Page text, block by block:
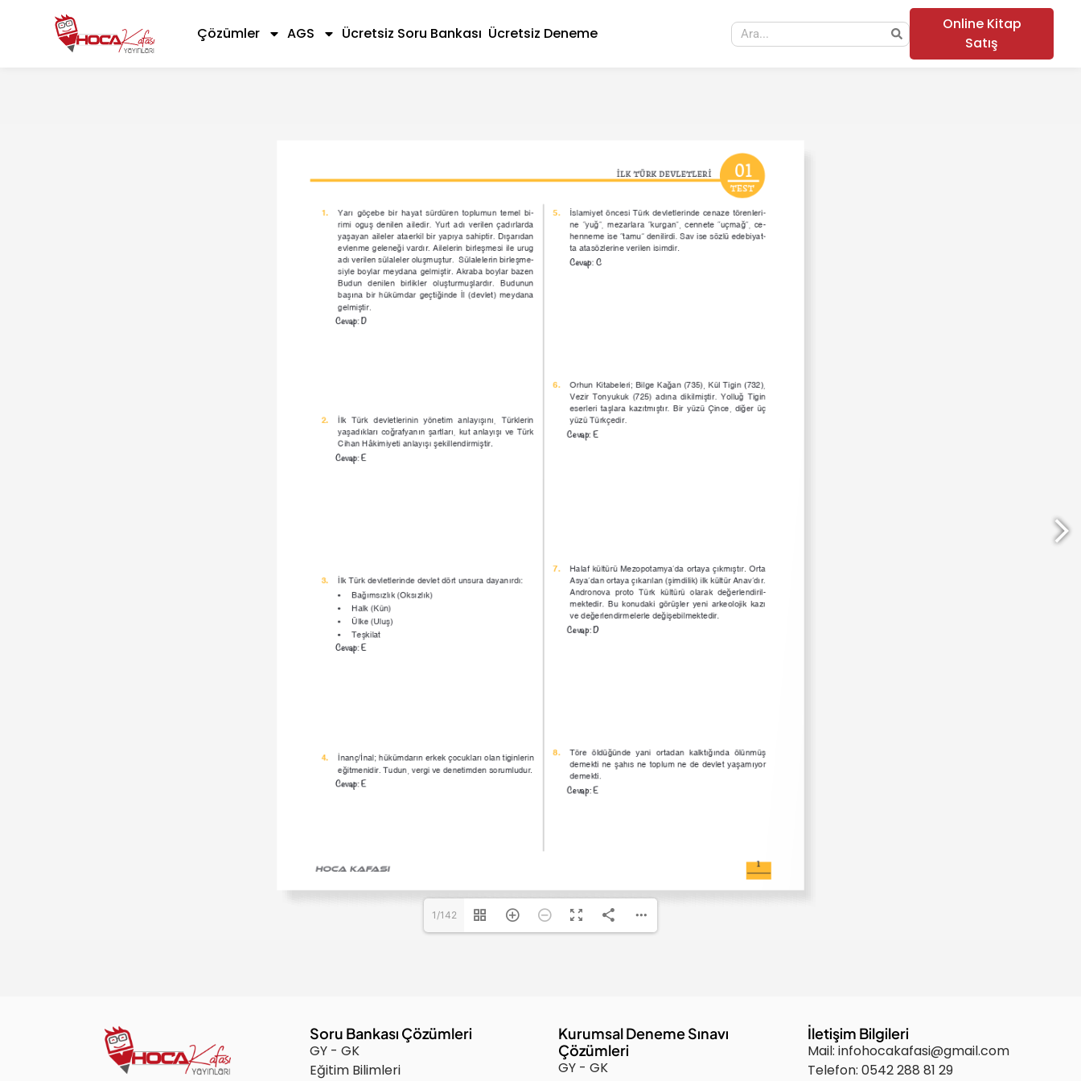
Çözümler AGS Ücretsiz Soru Bankası Ücretsiz Deneme
Online Kitap
Satış
1/142
Soru Bankası Çözümleri
GY - GK
Eğitim Bilimleri
Kurumsal Deneme Sınavı
Çözümleri
GY - GK
İletişim Bilgileri
Mail: infohocakafasi@gmail.com
Telefon: 0542 288 81 29